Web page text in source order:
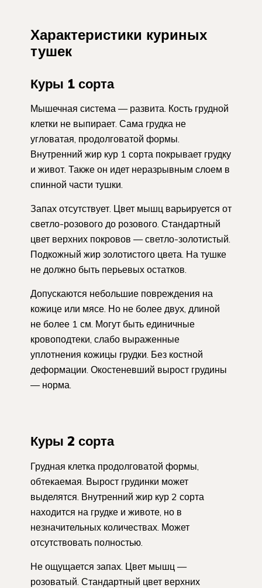
Характеристики куриных
тушек
Куры 1 сорта
Мышечная система — развита. Кость грудной
клетки не выпирает. Сама грудка не
угловатая, продолговатой формы.
Внутренний жир кур 1 сорта покрывает грудку
и живот. Также он идет неразрывным слоем в
спинной части тушки.
Запах отсутствует. Цвет мышц варьируется от
светло-розового до розового. Стандартный
цвет верхних покровов — светло-золотистый.
Подкожный жир золотистого цвета. На тушке
не должно быть перьевых остатков.
Допускаются небольшие повреждения на
кожице или мясе. Но не более двух, длиной
не более 1 см. Могут быть единичные
кровоподтеки, слабо выраженные
уплотнения кожицы грудки. Без костной
деформации. Окостеневший вырост грудины
— норма.
Куры 2 сорта
Грудная клетка продолговатой формы,
обтекаемая. Вырост грудинки может
выделятся. Внутренний жир кур 2 сорта
находится на грудке и животе, но в
незначительных количествах. Может
отсутствовать полностью.
Не ощущается запах. Цвет мышц —
розоватый. Стандартный цвет верхних